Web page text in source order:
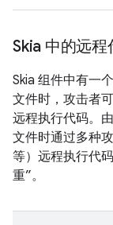
Skia 中的远
Skia 组件中有一
文件时，攻击者
远程执行代码。
文件时通过多种
等）远程执行代
重”。